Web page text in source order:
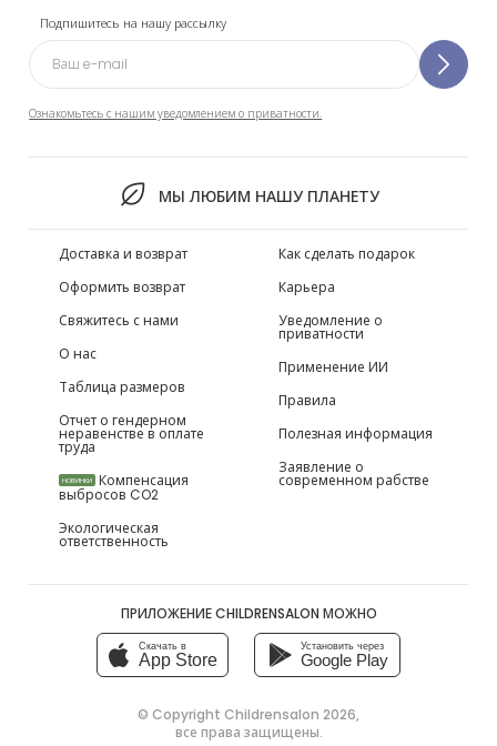
Подпишитесь на нашу рассылку
Ознакомьтесь с нашим уведомлением о приватности.
МЫ ЛЮБИМ НАШУ ПЛАНЕТУ
Доставка и возврат
Оформить возврат
Свяжитесь с нами
О нас
Таблица размеров
Отчет о гендерном
неравенстве в оплате
труда
НОВИНКИ Компенсация
выбросов CO2
Экологическая
ответственность
Как сделать подарок
Карьера
Уведомление о
приватности
Применение ИИ
Правила
Полезная информация
Заявление о
современном рабстве
ПРИЛОЖЕНИЕ CHILDRENSALON МОЖНО
Скачать в
App Store
Установить через
Google Play
© Copyright Childrensalon 2026,
все права защищены.